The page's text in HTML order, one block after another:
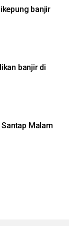
banjir
banjir di
Malam